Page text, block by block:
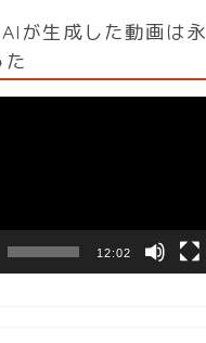
AIが生成した動画は永
12:02